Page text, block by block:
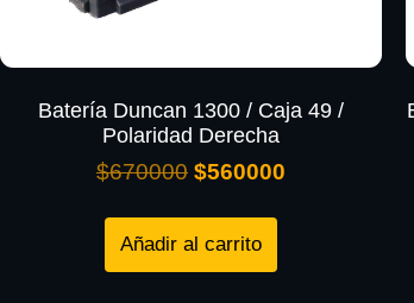
Batería Duncan 1300 / Caja 49 /
Polaridad Derecha
$670000 $560000
Añadir al carrito